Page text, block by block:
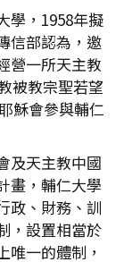
學，1958年擬
信部認為，邀
營一所天主教
被教宗聖若望
穌會參與輔仁
及天主教中國
畫，輔仁大學
政、財務、訓
，設置相當於
唯一的體制，